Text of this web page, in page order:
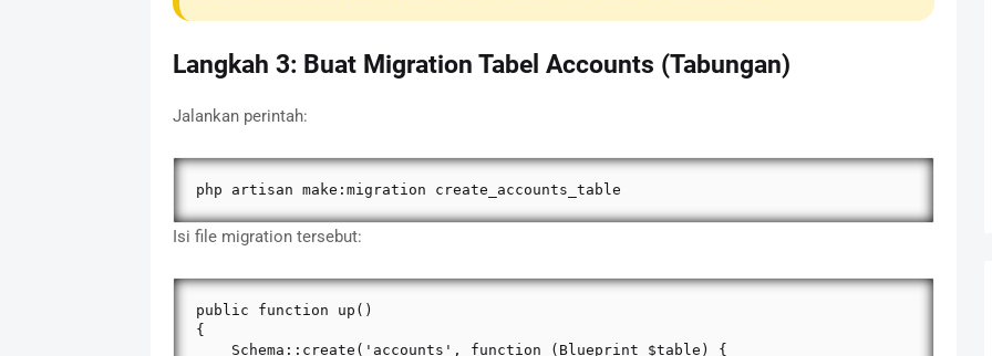
Langkah 3: Buat Migration Tabel Accounts (Tabungan)
Jalankan perintah:
php artisan make:migration create_accounts_table
Isi file migration tersebut:
public function up()
{